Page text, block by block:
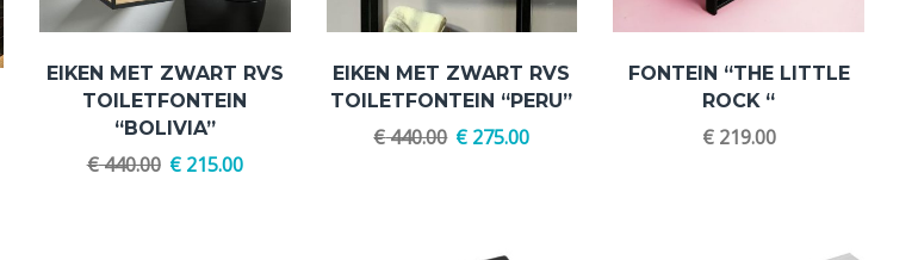
EIKEN MET ZWART RVS
TOILETFONTEIN
“BOLIVIA”
€440.00 €215.00
EIKEN MET ZWART RVS
TOILETFONTEIN “PERU”
€440.00 € 275.00
FONTEIN “THE LITTLE
ROCK “
€219.00